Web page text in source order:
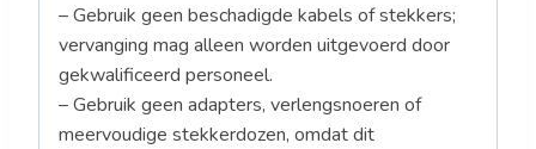
– Gebruik geen beschadigde kabels of stekkers;
vervanging mag alleen worden uitgevoerd door
gekwalificeerd personeel.
– Gebruik geen adapters, verlengsnoeren of
meervoudige stekkerdozen, omdat dit